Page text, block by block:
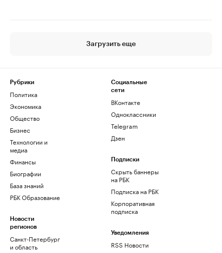
Загрузить еще
Рубрики
Политика
Экономика
Общество
Бизнес
Технологии и
медиа
Финансы
Биографии
База знаний
РБК Образование
Новости
регионов
Санкт-Петербург
и область
Социальные
сети
ВКонтакте
Одноклассники
Telegram
Дзен
Подписки
Скрыть баннеры
на РБК
Подписка на РБК
Корпоративная
подписка
Уведомления
RSS Новости